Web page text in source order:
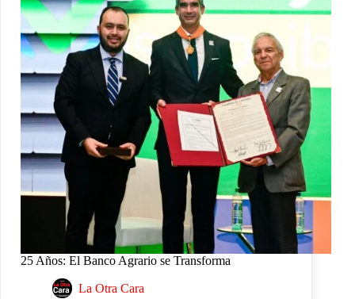
25 Años: El Banco Agrario se Transforma
La Otra Cara